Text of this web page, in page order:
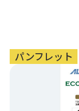
パンフレット